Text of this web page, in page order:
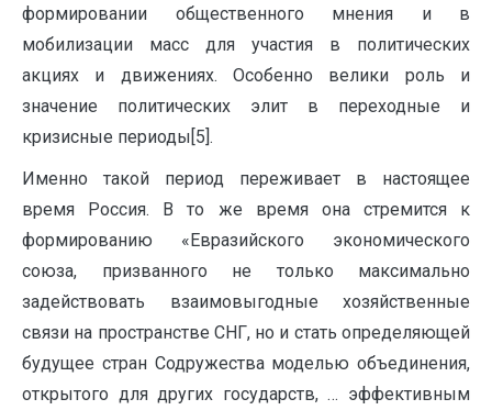
формировании общественного мнения и в
мобилизации масс для участия в политических
акциях и движениях. Особенно велики роль и
значение политических элит в переходные и
кризисные периоды[5].
Именно такой период переживает в настоящее
время Россия. В то же время она стремится к
формированию «Евразийского экономического
союза, призванного не только максимально
задействовать взаимовыгодные хозяйственные
связи на пространстве СНГ, но и стать определяющей
будущее стран Содружества моделью объединения,
открытого для других государств, … эффективным